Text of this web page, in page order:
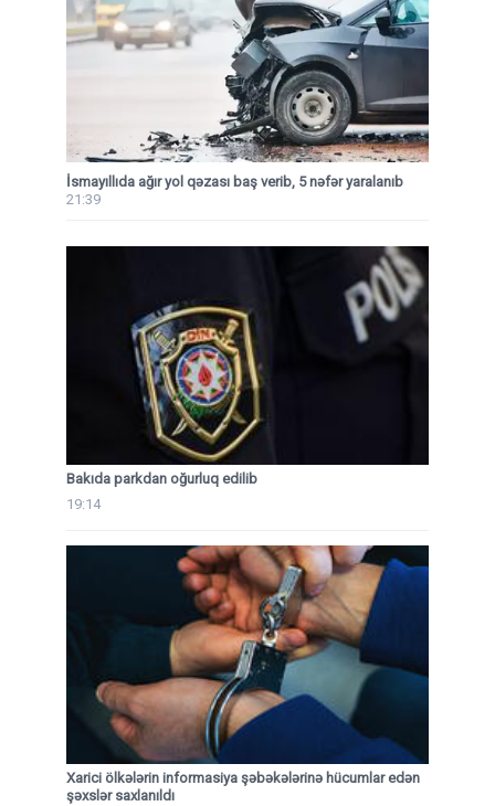
İsmayıllıda ağır yol qəzası baş verib, 5 nəfər yaralanıb
21:39
Bakıda parkdan oğurluq edilib
19:14
Xarici ölkələrin informasiya şəbəkələrinə hücumlar edən
şəxslər saxlanıldı